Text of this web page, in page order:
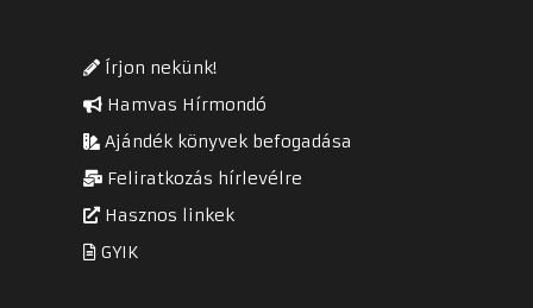
Írjon nekünk!
Hamvas Hírmondó
Ajándék könyvek befogadása
Feliratkozás hírlevélre
Hasznos linkek
GYIK